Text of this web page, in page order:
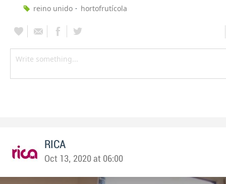
reino unido
hortofrutícola
RICA
Oct 13, 2020 at 06:00